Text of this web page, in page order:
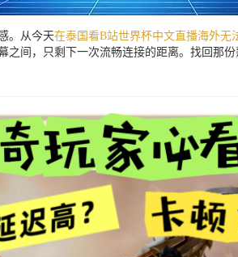
。从今天在泰国看B站世界杯中文直播海外无
之间，只剩下一次流畅连接的距离。找回那